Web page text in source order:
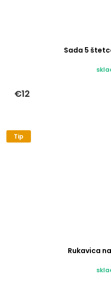
Sada 5
€12
Tip
Rukavica